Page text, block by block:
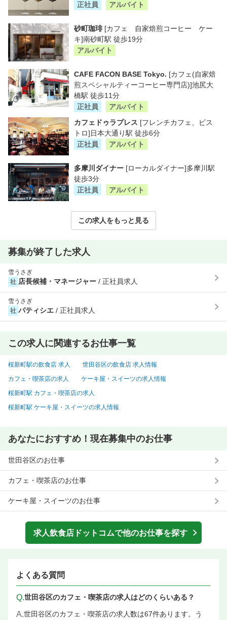
正社員
アルバイト
砂町珈琲 [カフェ 自家焙煎コーヒー ケー
キ]南砂町駅 徒歩19分
アルバイト
CAFE FACON BASE Tokyo. [カフェ(自家焙
煎スペシャルティーコーヒー専門店)]池尻大
橋駅 徒歩11分
正社員
アルバイト
カフェドゥラプレス [フレンチカフェ、ビス
トロ]日本大通り駅 徒歩6分
正社員
アルバイト
多摩川ダイナー [ローカルダイナー]多摩川駅
徒歩3分
正社員
アルバイト
この求人をもっと見る
募集が終了した求人
雪うさぎ
社 店長候補・マネージャー / 正社員求人
雪うさぎ
社 パティシエ / 正社員求人
この求人に関連するお仕事一覧
桜新町駅の飲食店 求人
世田谷区の飲食店 求人情報
カフェ・喫茶店の求人
ケーキ屋・スイーツの求人情報
桜新町駅 カフェ・喫茶店の求人
桜新町駅 ケーキ屋・スイーツの求人情報
あなたにおすすめ！現在募集中のお仕事
世田谷区のお仕事
カフェ・喫茶店のお仕事
ケーキ屋・スイーツのお仕事
求人飲食店ドットコムで他のお仕事を探す
よくある質問
Q.世田谷区のカフェ・喫茶店の求人はどのくらいある？
A.世田谷区のカフェ・喫茶店の求人数は67件あります。う